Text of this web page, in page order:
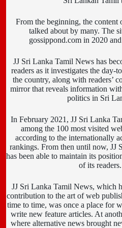
From the beginning, the content
talked about by many. The
gossippond.com in 2020
JJ Sri Lanka Tamil News has
readers as it investigates the day-
the country, along with readers’
mirror that reveals information
politics in Sri
In February 2021, JJ Sri Lanka
among the 100 most visited
according to the internationally
rankings. From then until now, JJ
has been able to maintain its
of its readers.
JJ Sri Lanka Tamil News, which
contribution to the art of web
time to time, was once a place for
write new feature articles. At
where alternative news brought